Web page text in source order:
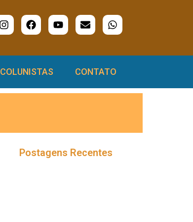
COLUNISTAS CONTATO
Postagens Recentes